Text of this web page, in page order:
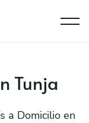
Tunja
a Domicilio en